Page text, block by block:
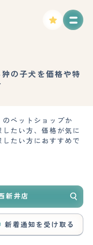
の子犬を価格や特
ペットショップか
たい方、価格が気に
たい方におすすめで
新井店
新着通知を受け取る